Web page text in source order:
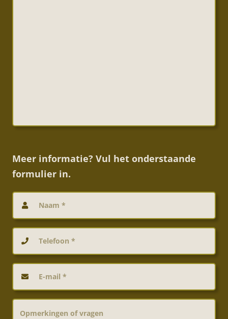
Meer informatie? Vul het onderstaande
formulier in.